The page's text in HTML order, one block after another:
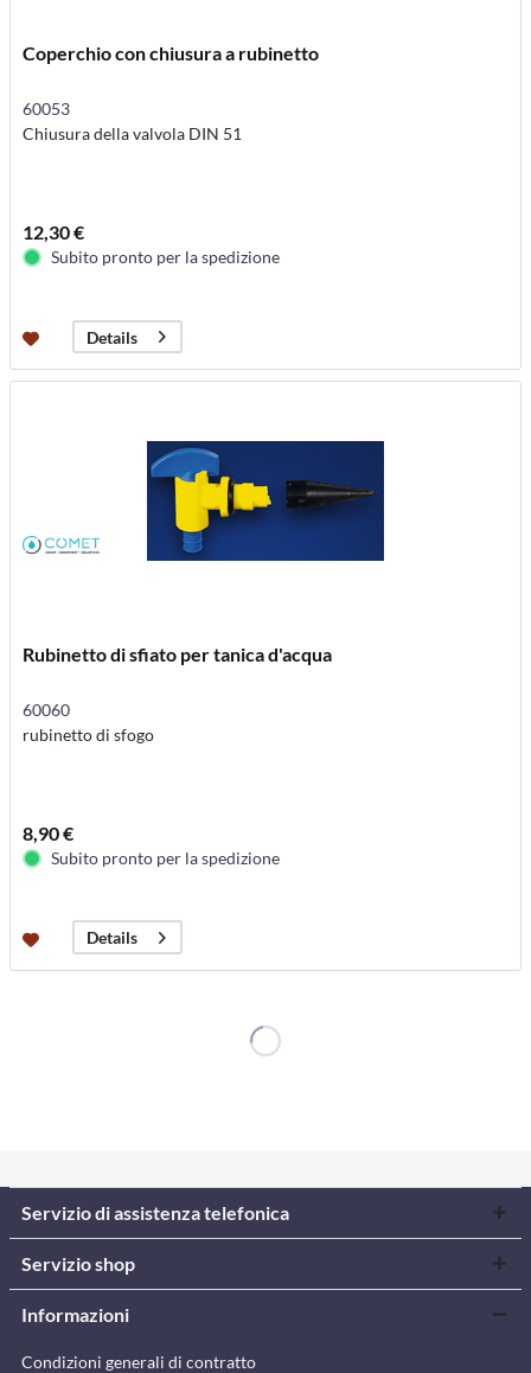
Coperchio con chiusura a rubinetto
60053
Chiusura della valvola DIN 51
12,30 €
Subito pronto per la spedizione
Details
Rubinetto di sfiato per tanica d'acqua
60060
rubinetto di sfogo
8,90 €
Subito pronto per la spedizione
Details
Servizio di assistenza telefonica
Servizio shop
Informazioni
Condizioni generali di contratto